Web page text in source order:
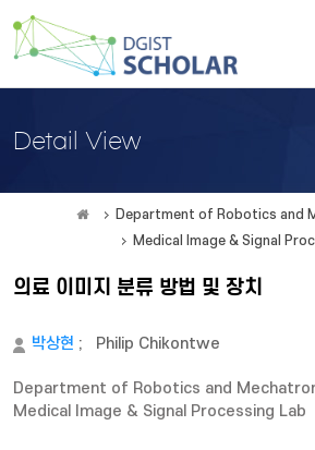
Detail View
Department of Robotics and
Medical Image & Signal
의료 이미지 분류 방법 및 장치
박상현 ; Philip Chikontwe
Department of Robotics and
Medical Image & Signal Processing Lab